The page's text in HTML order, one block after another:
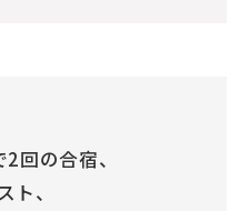
回の合宿、
、